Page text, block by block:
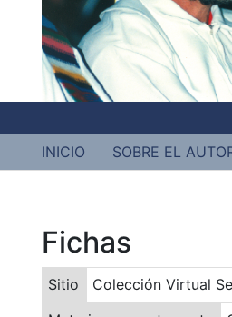
INICIO SOBRE EL
Fichas
Sitio
Colección Virtual